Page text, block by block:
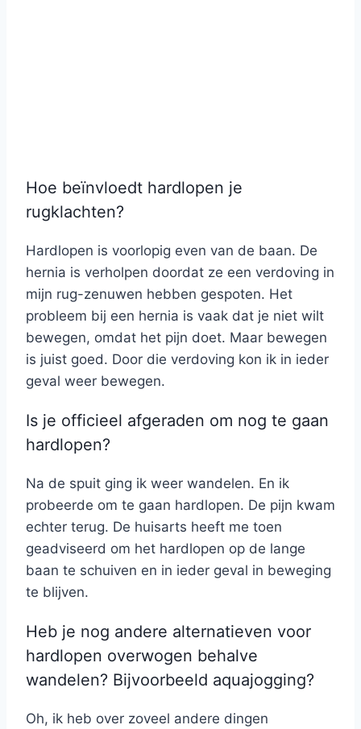
Hoe beïnvloedt hardlopen je
rugklachten?
Hardlopen is voorlopig even van de baan. De
hernia is verholpen doordat ze een verdoving in
mijn rug-zenuwen hebben gespoten. Het
probleem bij een hernia is vaak dat je niet wilt
bewegen, omdat het pijn doet. Maar bewegen
is juist goed. Door die verdoving kon ik in ieder
geval weer bewegen.
Is je officieel afgeraden om nog te gaan
hardlopen?
Na de spuit ging ik weer wandelen. En ik
probeerde om te gaan hardlopen. De pijn kwam
echter terug. De huisarts heeft me toen
geadviseerd om het hardlopen op de lange
baan te schuiven en in ieder geval in beweging
te blijven.
Heb je nog andere alternatieven voor
hardlopen overwogen behalve
wandelen? Bijvoorbeeld aquajogging?
Oh, ik heb over zoveel andere dingen